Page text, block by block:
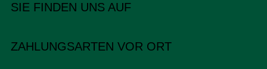
SIE FINDEN UNS AUF
ZAHLUNGSARTEN VOR ORT